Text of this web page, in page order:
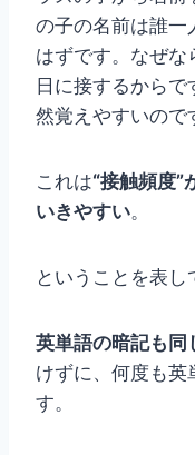
の子の名前は誰一
はずです。なぜ
日に接するから
然覚えやすいので
これは“接触頻度”
いきやすい。
ということを表し
英単語の暗記も同
けずに、何度も
す。